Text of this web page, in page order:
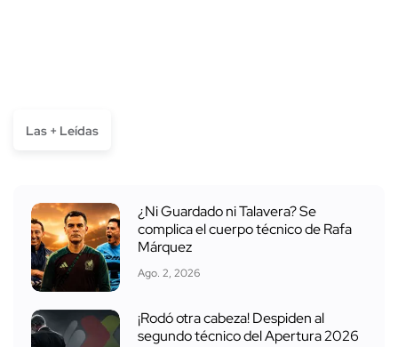
Las + Leídas
¿Ni Guardado ni Talavera? Se
complica el cuerpo técnico de Rafa
Márquez
Ago. 2, 2026
¡Rodó otra cabeza! Despiden al
segundo técnico del Apertura 2026